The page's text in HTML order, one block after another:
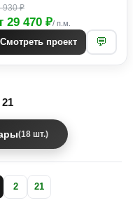
930 ₽
29 470 ₽/ п.м.
Смотреть проект 💬
21
(18 шт.)
2 21